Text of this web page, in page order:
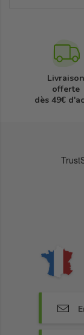
Livraison
offerte
dès 49€